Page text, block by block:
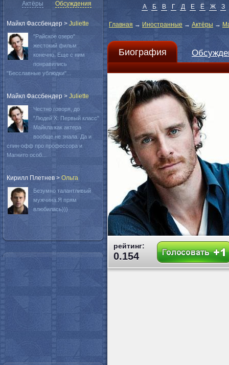
А Б В Г Д Е Ё Ж З
Главная → Иностранные → Актёры →
Биография
рейтинг:
0.154
Актёры Обсуждения
Майкл Фассбендер > Juliette
"Райское озеро"
жестокий фильм
конечно. Еще с ним
понравились
"Бесславные ублюдки"...
Майкл Фассбендер > Juliette
Честно говоря, до
"Людей Х: Первый класс"
Майкла как актера
вообще не знала. Да и
спин-офф про профессора и
Магнито особ...
Кирилл Плетнев > Oльга
Безумно талантливый
мужчина.Я прям
влюбилась)))